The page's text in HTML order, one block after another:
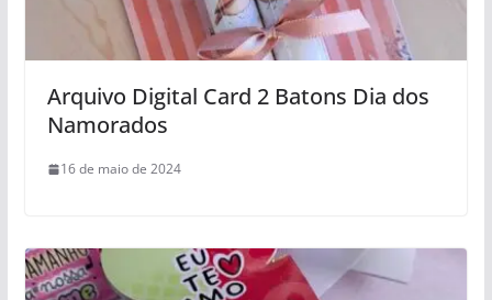
Arquivo Digital Card 2 Batons Dia dos
Namorados
16 de maio de 2024